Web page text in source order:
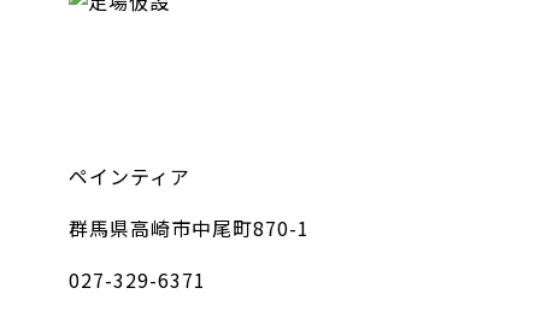
ペインティア
群馬県高崎市中尾町870-1
027-329-6371